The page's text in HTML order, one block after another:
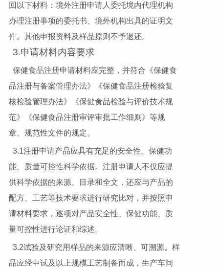
回以下材料：境外注册申请人委托境内代理机构
办理注册事项的委托书、境外机构出具的证明文
件。其他申报资料及样品原则不予退还。
3.申请材料内容要求
保健食品注册申请材料应完整，并符合《保健食
品注册与备案管理办法》《保健食品注册检验复
核检验管理办法》《保健食品检验与评价技术规
范》《保健食品注册审评审批工作细则》等规
章、规范性文件的规定。
3.1注册申请产品应具有充足的安全性、保健功
能、质量可控性科学依据。注册申请人不仅应提
供科学依据的来源、目录和全文，还应与产品的
配方、工艺等技术要求进行研究比对，并按照申
请材料要求，逐项对产品安全性、保健功能、质
量可控性进行论证和综述。
3.2试验及研究用样品的来源应清晰、可溯源。样
品应经中试及以上规模工艺制备而成，生产车间